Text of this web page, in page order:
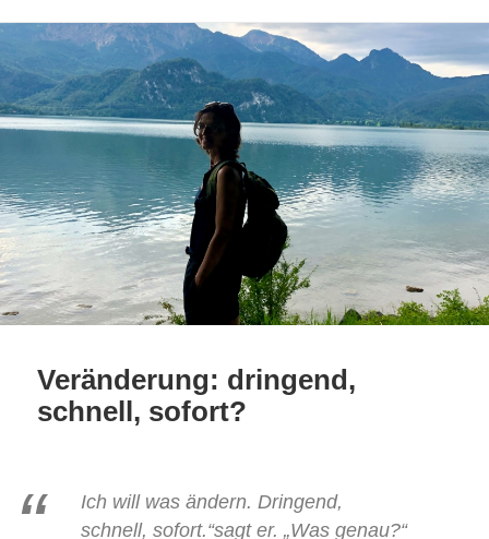
Veränderung: dringend,
schnell, sofort?
Ich will was ändern. Dringend,
schnell, sofort.“sagt er. „Was genau?“